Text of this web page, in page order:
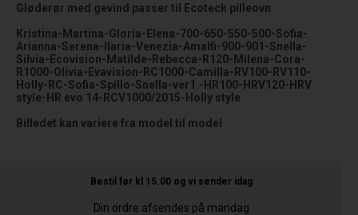
Gløderør med gevind passer til Ecoteck pilleovn
Kristina-Martina-Gloria-Elena-700-650-550-500-Sofia-
Arianna-Serena-Ilaria-Venezia-Amalfi-900-901-Snella-
Silvia-Ecovision-Matilde-Rebecca-R120-Milena-Cora-
R1000-Olivia-Evavision-RC1000-Camilla-RV100-RV110-
Holly-RC-Sofia-Spillo-Snella-ver1.-HR100-HRV120-HRV
style-HR evo 14-RCV1000/2015-Holly style
Billedet kan variere fra model til model
Bestil før kl 15.00 og vi sender idag
Din ordre afsendes på mandag